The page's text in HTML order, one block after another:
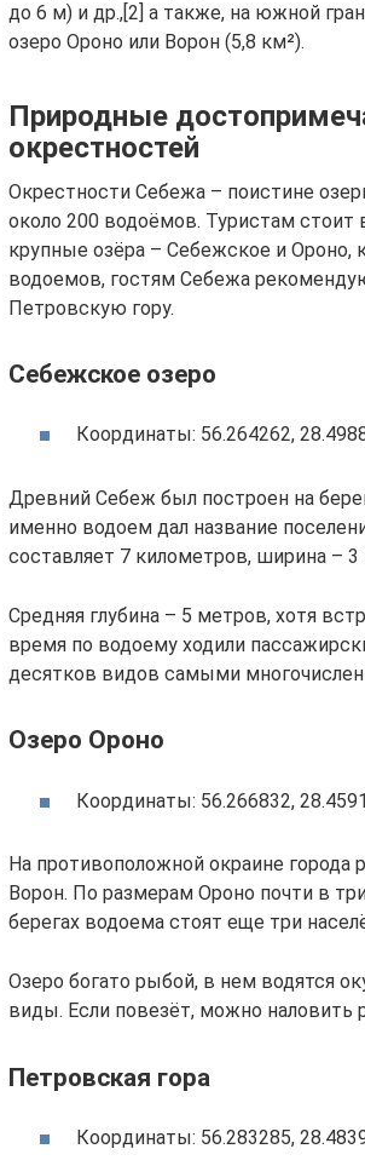
до 6 м) и др.,[2] а также, на южной
озеро Ороно или Ворон (5,8 км²).
Природные
окрестностей
Окрестности Себежа – поистине
около 200 водоёмов. Туристам
крупные озёра – Себежское и
водоемов, гостям Себежа
Петровскую гору.
Себежское озеро
Координаты: 56.264262,
Древний Себеж был построен на
именно водоем дал название
составляет 7 километров, ширина – 3
Средняя глубина – 5 метров, хотя
время по водоему ходили
десятков видов самыми
Озеро Ороно
Координаты: 56.266832,
На противоположной окраине города
Ворон. По размерам Ороно почти в
берегах водоема стоят еще три
Озеро богато рыбой, в нем водятся
виды. Если повезёт, можно наловить
Петровская гора
Координаты: 56.283285,